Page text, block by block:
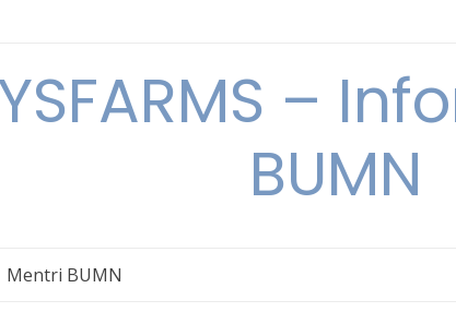
–
BUMN
Mentri BUMN